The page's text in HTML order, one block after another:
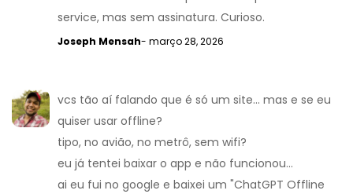
service, mas sem assinatura. Curioso.
Joseph Mensah- março 28, 2026
vcs tão aí falando que é só um site... mas e se eu
quiser usar offline?
tipo, no avião, no metrô, sem wifi?
eu já tentei baixar o app e não funcionou...
ai eu fui no google e baixei um "ChatGPT Offline